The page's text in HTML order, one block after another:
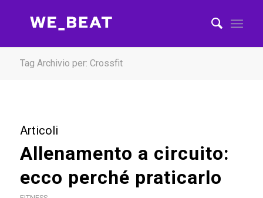
Tag Archivio per: Crossfit
Articoli
Allenamento a circuito:
ecco perché praticarlo